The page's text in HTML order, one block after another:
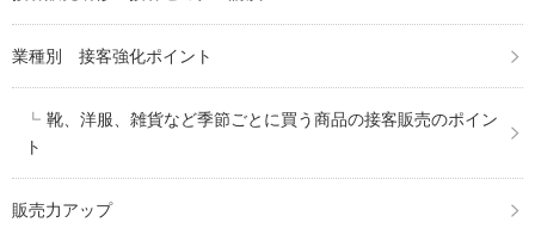
業種別 接客強化ポイント
靴、洋服、雑貨など季節ごとに買う商品の接客販売のポイン
ト
販売力アップ